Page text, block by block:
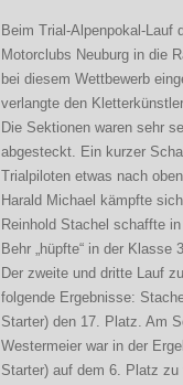
Beim Trial-Alpenpokal-Lauf
Motorclubs Neuburg in die
bei diesem Wettbewerb
verlangte den
Die Sektionen waren sehr
abgesteckt. Ein kurzer
Trialpiloten etwas nach
Harald Michael kämpfte
Reinhold Stachel schaffte
Behr „hüpfte“ in der
Der zweite und dritte Lauf
folgende Ergebnisse:
Starter) den 17. Platz. Am
Westermeier war in der
Starter) auf dem 6. Platz